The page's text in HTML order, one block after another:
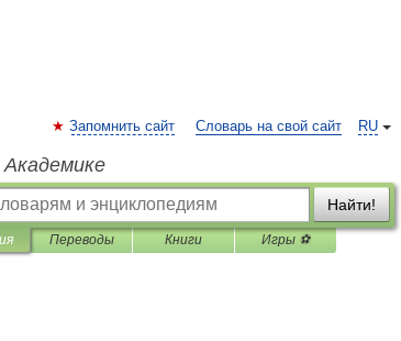
RU
Запомнить сайт Словарь на свой сайт
Академике
Найти!
Переводы Книги Игры ⚽